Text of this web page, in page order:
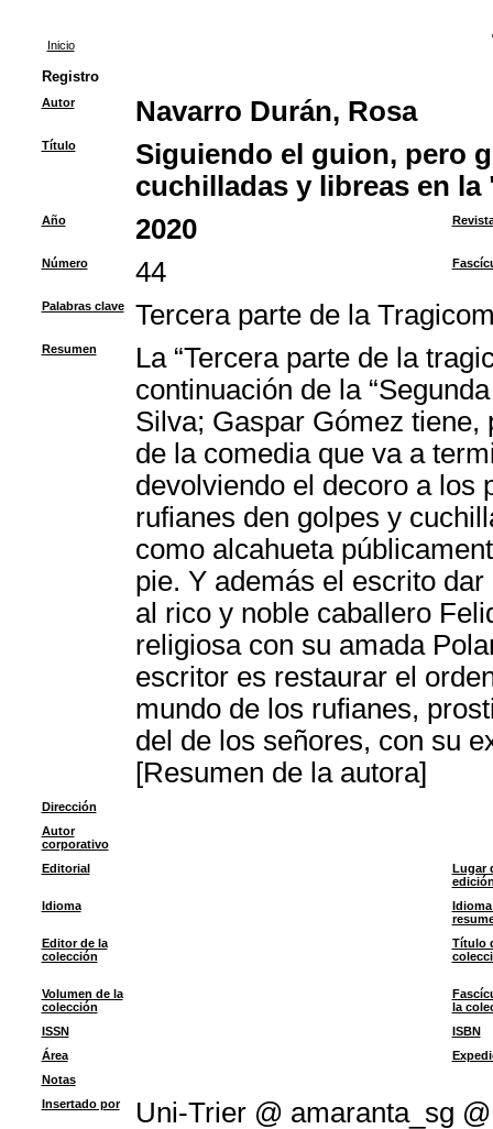
Inicio
Registro
Autor Navarro Durán, Rosa
Título
Siguiendo el guion, pero
cuchilladas y libreas en la
Año 2020
Número 44
Palabras clave Tercera parte de la
Resumen
La “Tercera parte de la
continuación de la
Silva; Gaspar Gómez tiene,
de la comedia que va a
devolviendo el decoro a los
rufianes den golpes y
como alcahueta
pie. Y además el escrito
al rico y noble caballero
religiosa con su amada
escritor es restaurar el
mundo de los rufianes,
del de los señores, con su
[Resumen de la autora]
Dirección
Autor
corporativo
Editorial
Lugar
Idioma
Editor de la
colección
Título
Volumen de la
colección
la
ISSN
ISBN
Área
Notas
Insertado por
Uni-Trier @ amaranta_sg @